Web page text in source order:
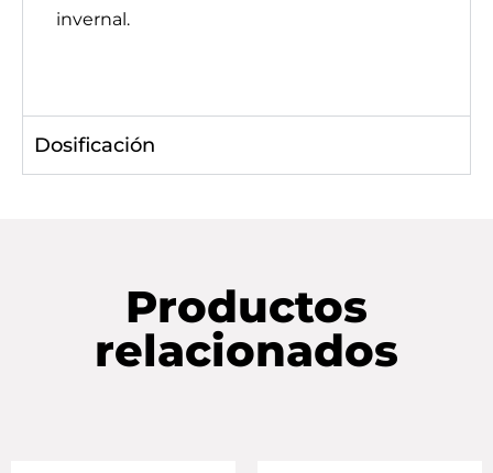
invernal.
Dosificación
Productos
relacionados